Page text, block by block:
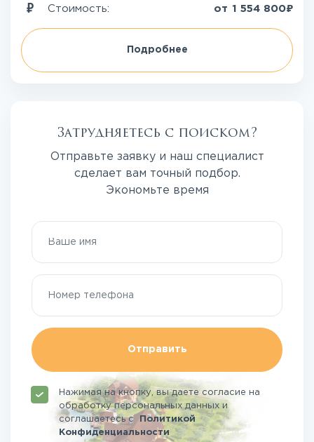
Стоимость: от 1 554 800₽
Подробнее
Затрудняетесь с поиском?
Отправьте заявку и наш специалист
сделает вам точный подбор.
Экономьте время
Отправить
Нажимая на кнопку, вы даете согласие на
обработку персональных данных и
соглашаетесьсПолитикой
Конфиденциальности